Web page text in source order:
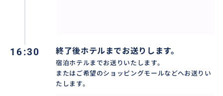
16:30 終了後ホテルまでお送りします。
宿泊ホテルまでお送りいたします。
またはご希望のショッピングモールなどへお送りい
たします。